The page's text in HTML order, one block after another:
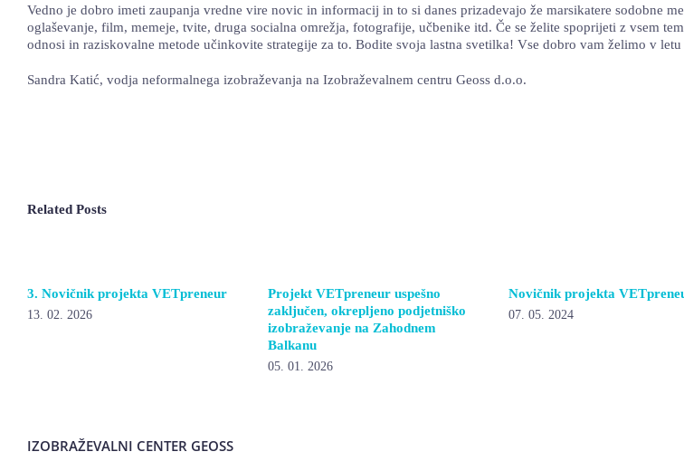
Vedno je dobro imeti zaupanja vredne vire novic in informacij in to si danes prizadevajo že marsikatere sodobne
oglaševanje, film, memeje, tvite, druga socialna omrežja, fotografije, učbenike itd. Če se želite spoprijeti z vsem
odnosi in raziskovalne metode učinkovite strategije za to. Bodite svoja lastna svetilka! Vse dobro vam želimo v
Sandra Katić, vodja neformalnega izobraževanja na Izobraževalnem centru Geoss d.o.o.
Related Posts
3. Novičnik projekta VETpreneur
13. 02. 2026
Projekt VETpreneur uspešno
zaključen, okrepljeno podjetniško
izobraževanje na Zahodnem
Balkanu
05. 01. 2026
Novičnik projekta
07. 05. 2024
IZOBRAŽEVALNI CENTER GEOSS